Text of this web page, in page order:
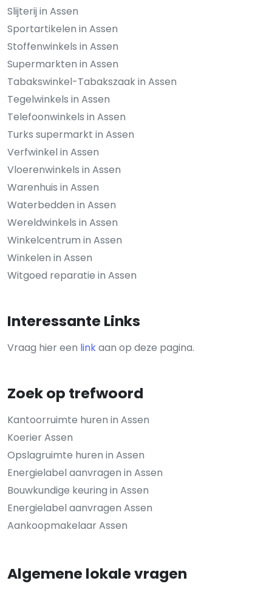
Slijterij in Assen
Sportartikelen in Assen
Stoffenwinkels in Assen
Supermarkten in Assen
Tabakswinkel-Tabakszaak in Assen
Tegelwinkels in Assen
Telefoonwinkels in Assen
Turks supermarkt in Assen
Verfwinkel in Assen
Vloerenwinkels in Assen
Warenhuis in Assen
Waterbedden in Assen
Wereldwinkels in Assen
Winkelcentrum in Assen
Winkelen in Assen
Witgoed reparatie in Assen
Interessante Links
Vraag hier een linkaan op deze pagina.
Zoek op trefwoord
Kantoorruimte huren in Assen
Koerier Assen
Opslagruimte huren in Assen
Energielabel aanvragen in Assen
Bouwkundige keuring in Assen
Energielabel aanvragen Assen
Aankoopmakelaar Assen
Algemene lokale vragen